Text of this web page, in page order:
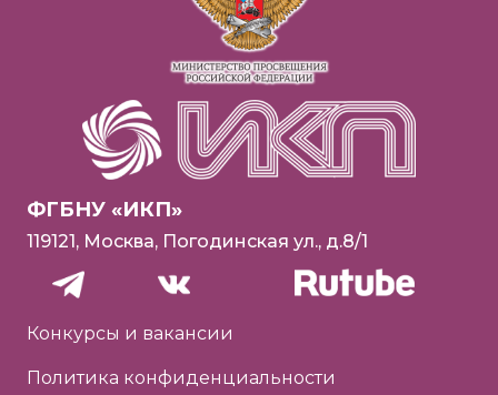
ФГБНУ «ИКП»
119121, Москва, Погодинская ул., д.8/1
Конкурсы и вакансии
Политика конфиденциальности